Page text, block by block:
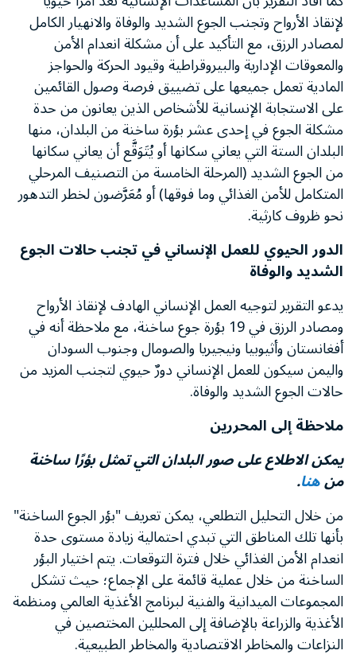
لإنقاذ الأرواح وتجنب الجوع الشديد والوفاة والانهيار الكامل
لمصادر الرزق، مع التأكيد على أن مشكلة انعدام الأمن
والمعوقات الإدارية والبيروقراطية وقيود الحركة والحواجز
المادية تعمل جميعها على تضييق فرصة وصول القائمين
على الاستجابة الإنسانية للأشخاص الذين يعانون من حدة
مشكلة الجوع في إحدى عشر بؤرة ساخنة من البلدان، منها
البلدان الستة التي يعاني سكانها أو يُتَوَقَّع أن يعاني سكانها
من الجوع الشديد (المرحلة الخامسة من التصنيف المرحلي
المتكامل للأمن الغذائي وما فوقها) أو مُعَرَّضون لخطر التدهور
نحو ظروف كارثية.
الدور الحيوي للعمل الإنساني في تجنب حالات الجوع
الشديد والوفاة
يدعو التقرير لتوجيه العمل الإنساني الهادف لإنقاذ الأرواح
ومصادر الرزق في 19 بؤرة جوع ساخنة، مع ملاحظة أنه في
أفغانستان وأثيوبيا ونيجيريا والصومال وجنوب السودان
واليمن سيكون للعمل الإنساني دورٌ حيوي لتجنب المزيد من
حالات الجوع الشديد والوفاة.
ملاحظة إلى المحررين
يمكن الاطلاع على صور البلدان التي تمثل بؤرًا ساخنة
منهنا.
من خلال التحليل التطلعي، يمكن تعريف "بؤر الجوع الساخنة"
بأنها تلك المناطق التي تبدي احتمالية زيادة مستوى حدة
انعدام الأمن الغذائي خلال فترة التوقعات. يتم اختيار البؤر
الساخنة من خلال عملية قائمة على الإجماع؛ حيث تشكل
المجموعات الميدانية والفنية لبرنامج الأغذية العالمي ومنظمة
الأغذية والزراعة بالإضافة إلى المحللين المختصين في
النزاعات والمخاطر الاقتصادية والمخاطر الطبيعية.